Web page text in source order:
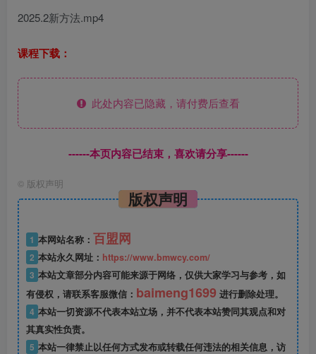
2025.2新方法.mp4
课程下载：
此处内容已隐藏，请付费后查看
------本页内容已结束，喜欢请分享------
© 版权声明
版权声明
1 本网站名称： 百盟网
2 本站永久网址： https://www.bmwcy.com/
3 本站文章部分内容可能来源于网络，仅供大家学习与参考，如
有侵权，请联系客服微信： baimeng1699 进行删除处理。
4 本站一切资源不代表本站立场，并不代表本站赞同其观点和对
其真实性负责。
5 本站一律禁止以任何方式发布或转载任何违法的相关信息，访